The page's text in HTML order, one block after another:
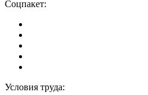
Соцпакет:
Условия труда: